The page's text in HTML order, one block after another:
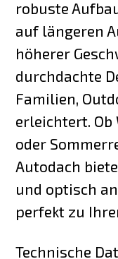
robuste
auf längeren
höherer
durchdachte
Familien,
erleichtert.
oder
Autodach
und optisch
perfekt zu
Technische